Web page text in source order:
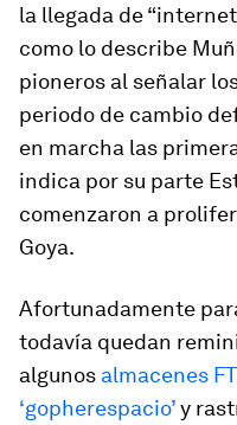
la llegada de
como lo describe
pioneros al señalar
periodo de cambio
en marcha las
indica por su parte
comenzaron a
Goya.
Afortunadamente
todavía quedan
algunos almacenes
‘gopherespacio’y